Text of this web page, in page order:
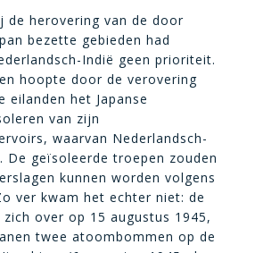
de herovering van de door
bezette gebieden had
Indië geen prioriteit.
hoopte door de verovering
eilanden het Japanse
van zijn
waarvan Nederlandsch-
De geïsoleerde troepen zouden
kunnen worden volgens
ver kwam het echter niet: de
zich over op 15 augustus 1945,
twee atoombommen op de